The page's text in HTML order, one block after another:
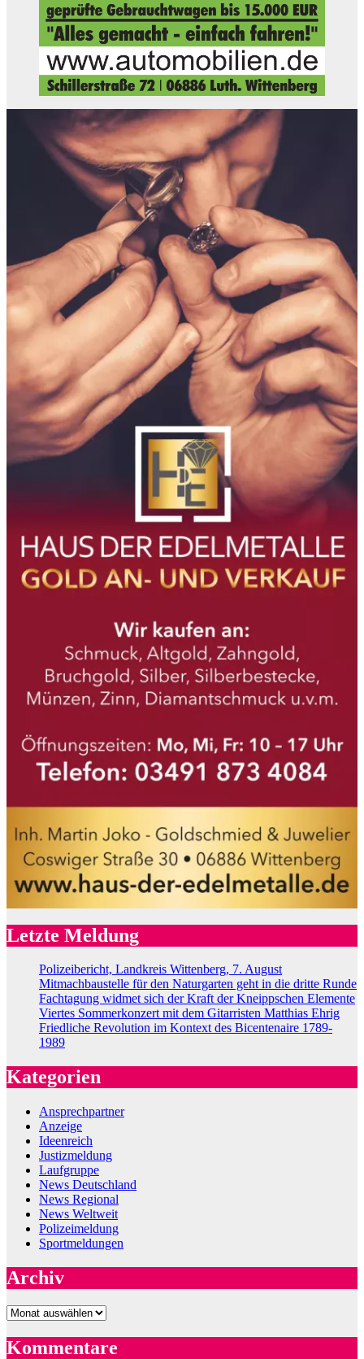
Letzte Meldung
Polizeibericht, Landkreis Wittenberg, 7. August
Mitmachbaustelle für den Naturgarten geht in die dritte Runde
Fachtagung widmet sich der Kraft der Kneippschen Elemente
Viertes Sommerkonzert mit dem Gitarristen Matthias Ehrig
Friedliche Revolution im Kontext des Bicentenaire 1789-
1989
Kategorien
Ansprechpartner
Anzeige
Ideenreich
Justizmeldung
Laufgruppe
News Deutschland
News Regional
News Weltweit
Polizeimeldung
Sportmeldungen
Archiv
Archiv
Kommentare